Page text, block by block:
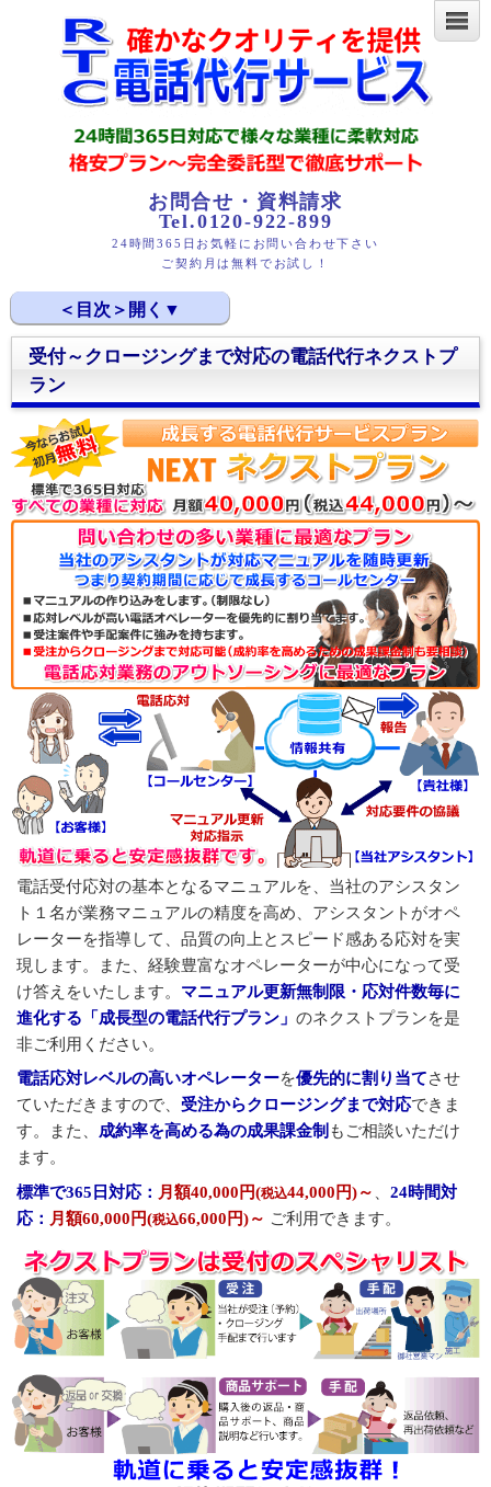
お問合せ・資料請求
Tel.0120-922-899
24時間365日お気軽にお問い合わせ下さい
ご契約月は無料でお試し！
受付～クロージングまで対応の電話代行ネクストプラン
電話代行ネクストプランの標準サービス
電話代行ネクストプランの料金
ネクストプランの詳細
ネクストプランの電話代行活用事例
電話代行を上手に使えば費用対効果は抜群
自社コールセンターからアウトソーシング（コス
パ見直し）
自社コールセンターと並行運営（補足的な役割と
営業時間の延長）
ネクストプランのコスト換算例
受付～クロージングまで対応の電話代行ネクストプ
ラン
電話受付応対の基本となるマニュアルを、当社のアシスタン
ト１名が業務マニュアルの精度を高め、アシスタントがオペ
レーターを指導して、品質の向上とスピード感ある応対を実
現します。また、経験豊富なオペレーターが中心になって受
け答えをいたします。 マニュアル更新無制限・応対件数毎に
進化する「成長型の電話代行プラン」 のネクストプランを是
非ご利用ください。
電話応対レベルの高いオペレーターを優先的に割り当てさせ
ていただきますので、 受注からクロージングまで対応できま
す。また、 成約率を高める為の成果課金制 もご相談いただけ
ます。
標準で365日対応： 月額40,000円(税込44,000円)～
24時間対
応： 月額60,000円(税込66,000円)～ ご利用できます。